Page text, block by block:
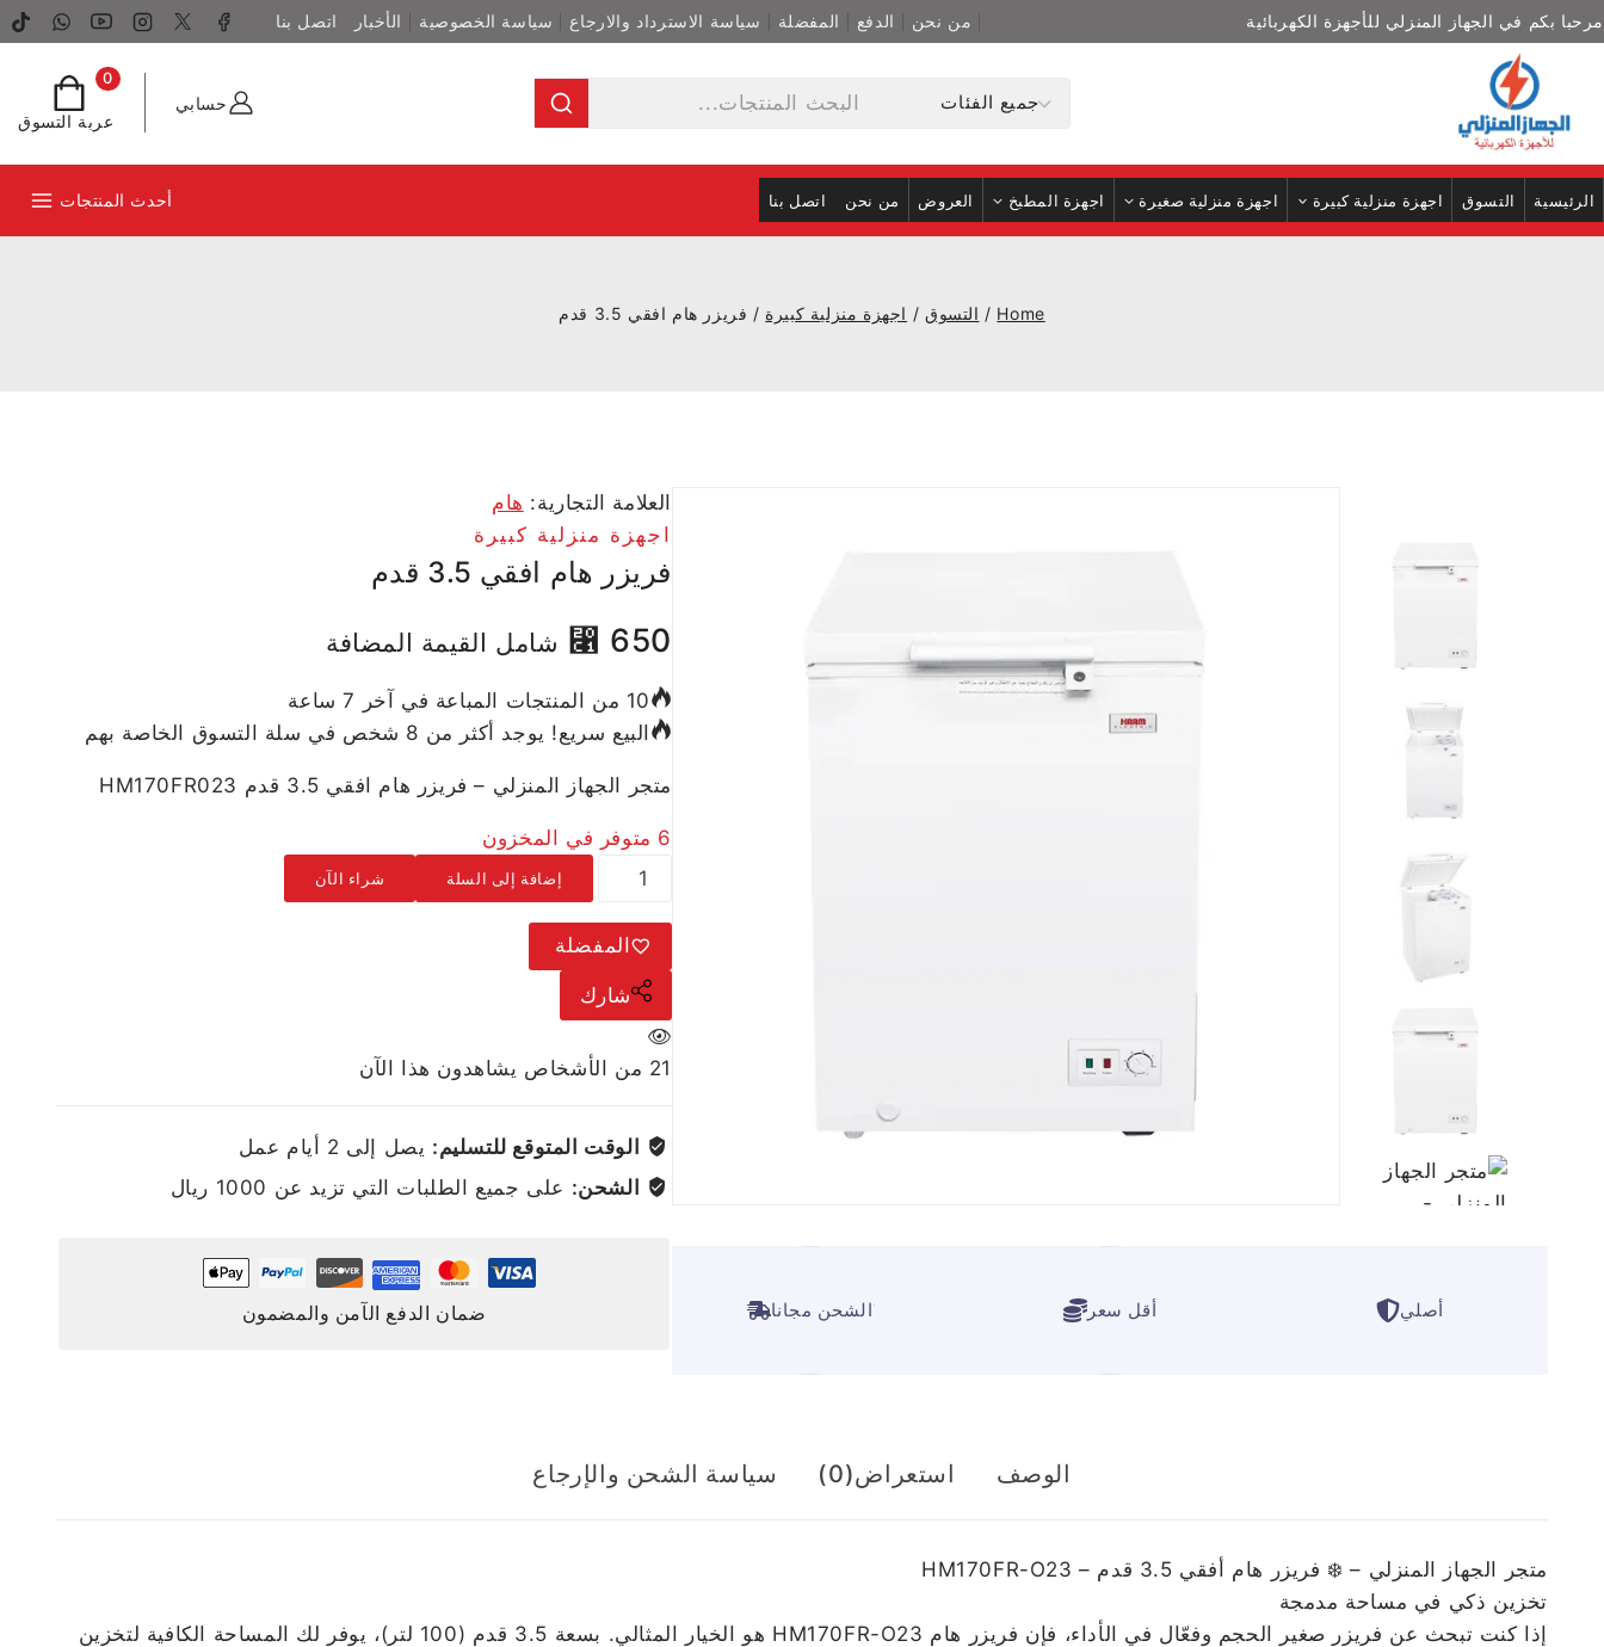
مرحبا بكم في الجهاز المنزلي للأجهزة الكهربائية من نحن الدفع المفضلة سياسة الاسترداد والارجاع سياسة الخصوصية الأخبار اتصل بنا
حسابي
0
عربة التسوق
الرئيسية التسوق اجهزة منزلية كبيرة اجهزة منزلية صغيرة اجهزة المطبخ العروض من نحن اتصل بنا أحدث المنتجات
Home
/ التسوق / اجهزة منزلية كبيرة / فريزر هام افقي 3.5 قدم
أصلي أقل سعر ًالشحن مجانا
العلامة التجارية: هام
اجهزة منزلية كبيرة
فريزر هام افقي 3.5 قدم
⃁ 650 شامل القيمة المضافة
10 من المنتجات المباعة في آخر 7 ساعة
البيع سريع! يوجد أكثر من 8 شخص في سلة التسوق الخاصة بهم
متجر الجهاز المنزلي – فريزر هام افقي 3.5 قدم HM170FR023
6 متوفر في المخزون
إضافة إلى السلة شراء الآن
المفضلة
شارك
21 من الأشخاص يشاهدون هذا الآن
الوقت المتوقع للتسليم: يصل إلى 2 أيام عمل
الشحن: على جميع الطلبات التي تزيد عن 1000 ريال
ضمان الدفع الآمن والمضمون
الوصف استعراض(0) سياسة الشحن والإرجاع
متجر الجهاز المنزلي – ❄️ فريزر هام أفقي 3.5 قدم – HM170FR-O23
تخزين ذكي في مساحة مدمجة
إذا كنت تبحث عن فريزر صغير الحجم وفعّال في الأداء، فإن فريزر هام HM170FR-O23 هو الخيار المثالي. بسعة 3.5 قدم (100 لتر)، يوفر لك المساحة الكافية لتخزين